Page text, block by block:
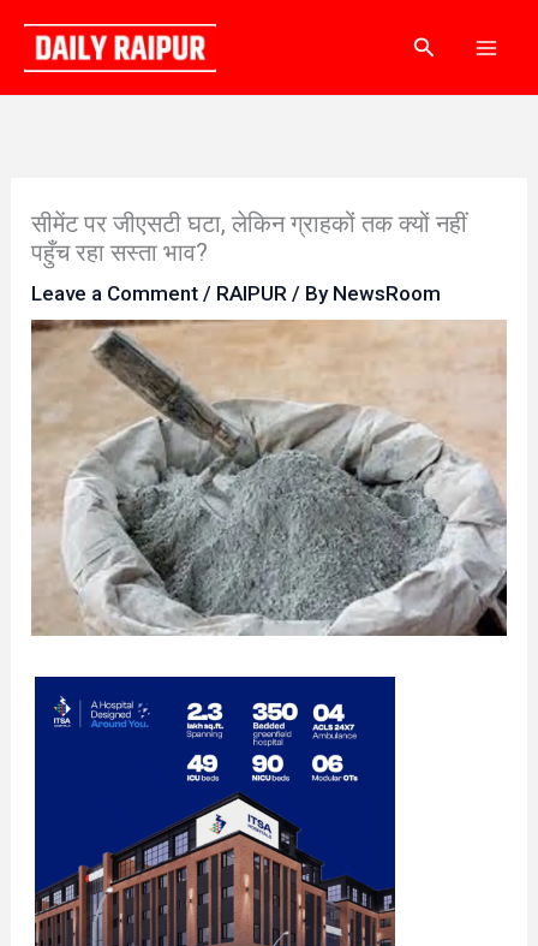
content
Search
सीमेंट पर जीएसटी घटा, लेकिन ग्राहकों तक क्यों नहीं
पहुँच रहा सस्ता भाव?
Leave a Comment / RAIPUR / By NewsRoom